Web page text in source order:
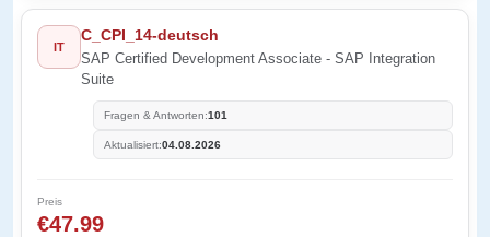
IT
C_CPI_14-deutsch
SAP Certified Development Associate - SAP Integration
Suite
Fragen & Antworten:101
Aktualisiert:04.08.2026
Preis
€47.99